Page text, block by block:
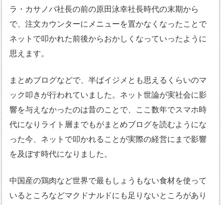
ラ・カサノバ社長の前の原田泳幸社長時代の末期から
で、注文カウンターにメニューを置かなくなったことで
ネットで叩かれた前後からおかしくなっていったように
思えます。
まとめブログなどで、半ばイジメとも思えるくらいのマ
ック叩きが行われていました。ネット世論が実社会に影
響を与えなかったのは昔のことで、ここ数年でスマホ時
代になりライト層までもがまとめブログを読むようにな
った今、ネットで叩かれることが実際の経営にまで影響
を及ぼす時代になりました。
中国産の鶏肉など世界で最もしょうもない食材を使って
いるところなどマクドナルドにも足りないところがあり